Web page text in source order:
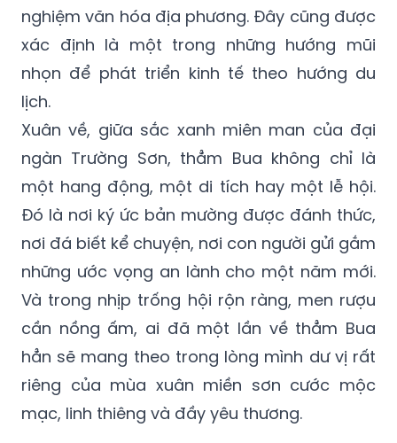
nghiệm văn hóa địa phương. Đây cũng được
xác định là một trong những hướng mũi
nhọn để phát triển kinh tế theo hướng du
lịch.
Xuân về, giữa sắc xanh miên man của đại
ngàn Trường Sơn, thẳm Bua không chỉ là
một hang động, một di tích hay một lễ hội.
Đó là nơi ký ức bản mường được đánh thức,
nơi đá biết kể chuyện, nơi con người gửi gắm
những ước vọng an lành cho một năm mới.
Và trong nhịp trống hội rộn ràng, men rượu
cần nồng ấm, ai đã một lần về thẳm Bua
hẳn sẽ mang theo trong lòng mình dư vị rất
riêng của mùa xuân miền sơn cước mộc
mạc, linh thiêng và đầy yêu thương.